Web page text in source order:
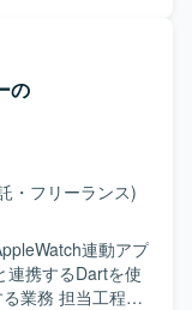
術負債の解消な
の
・フリーランス)
連動アプ
携するDartを使
工程：